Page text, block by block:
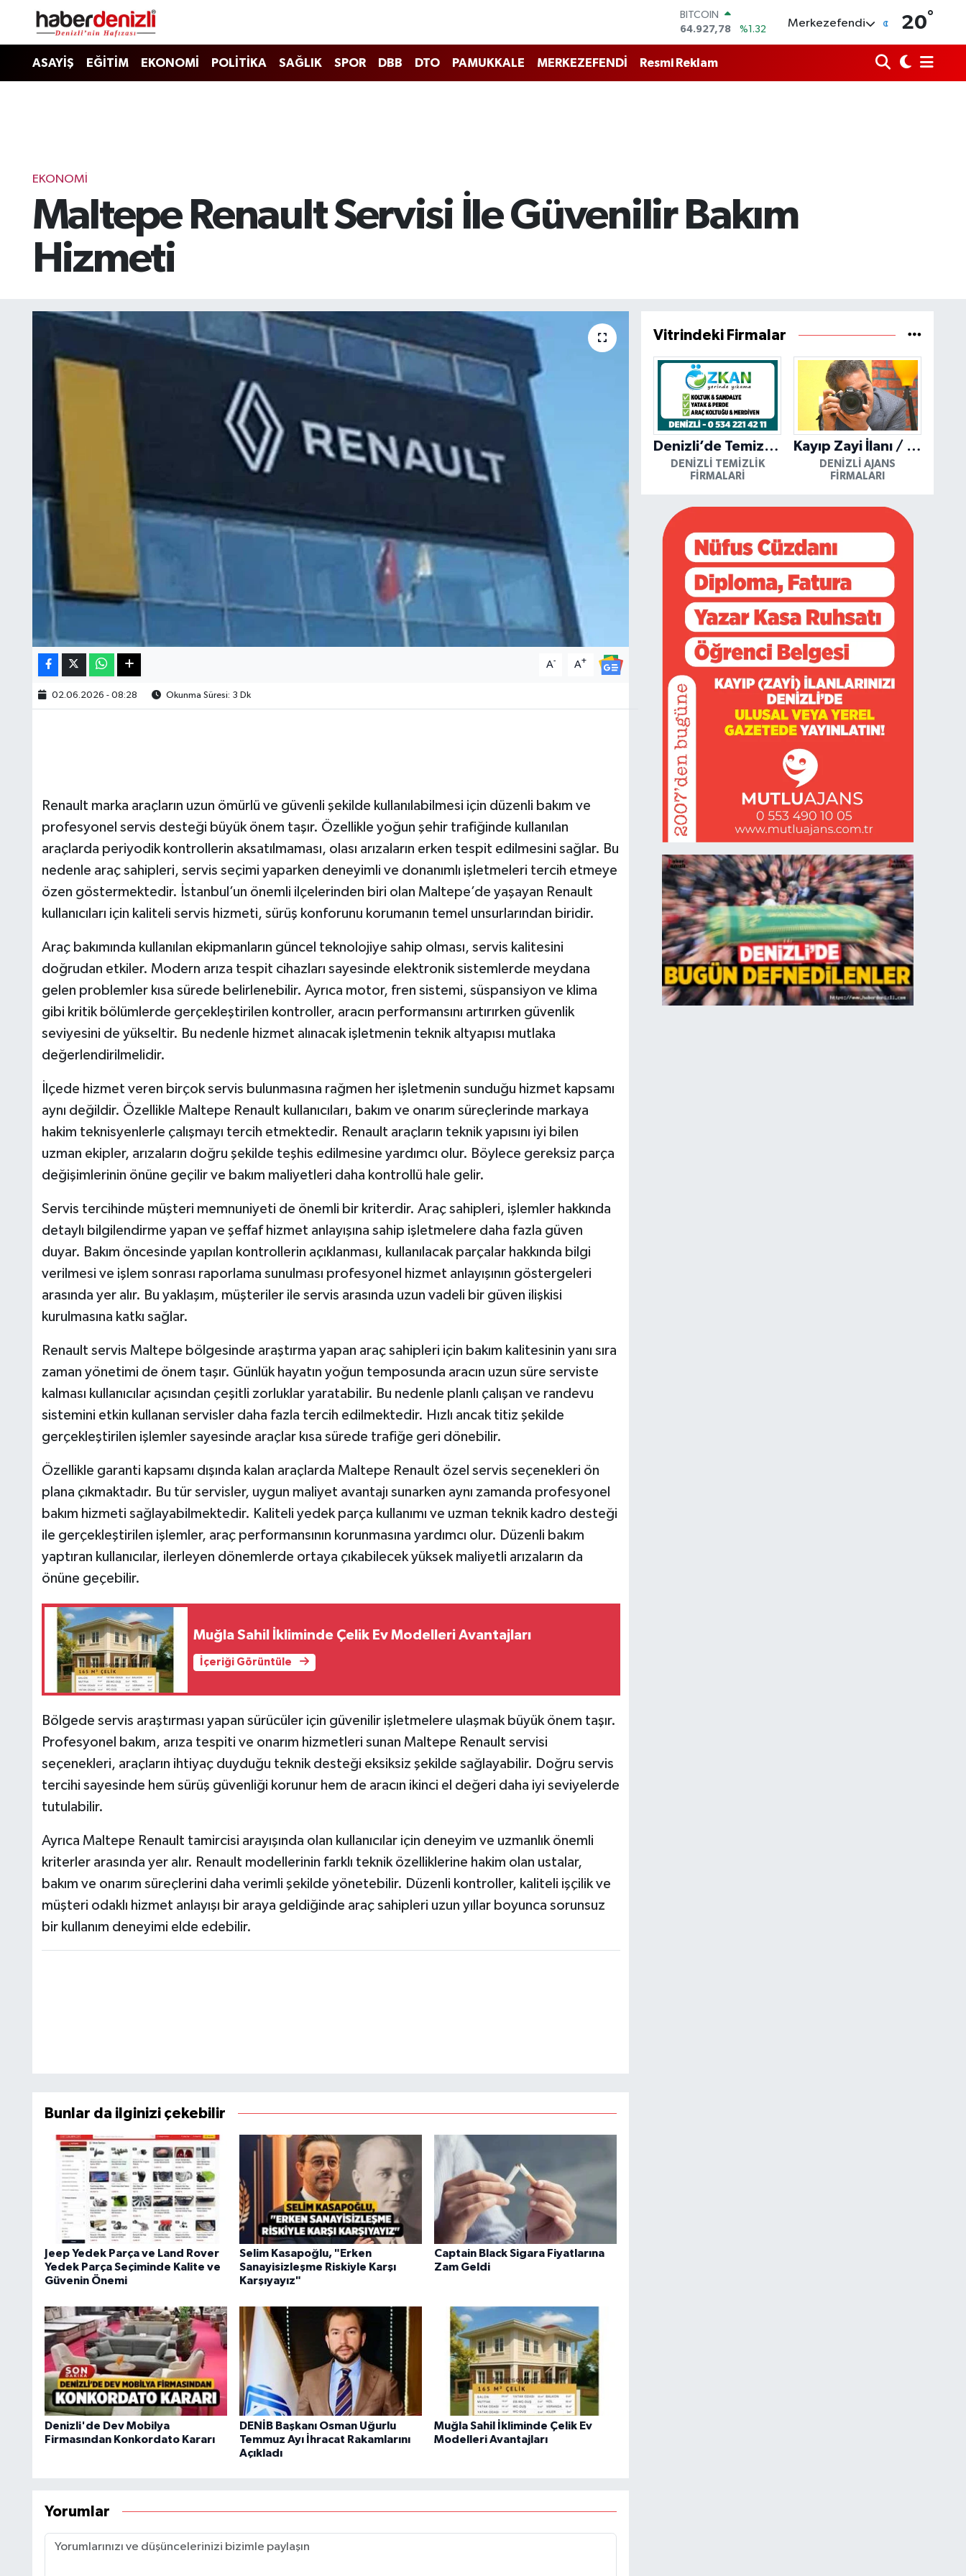
DOLAR
47,5894
%0.08
EURO
55,0398
Merkezefendi 20°
ASAYİŞ EĞİTİM EKONOMİ POLİTİKA SAĞLIK SPOR DBB DTO PAMUKKALE MERKEZEFENDİ Resmi Reklam
EKONOMİ
Maltepe Renault Servisi İle Güvenilir Bakım
Hizmeti
A- A+
02.06.2026 - 08:28 Okunma Süresi: 3 Dk
Renault marka araçların uzun ömürlü ve güvenli şekilde kullanılabilmesi için düzenli bakım ve
profesyonel servis desteği büyük önem taşır. Özellikle yoğun şehir trafiğinde kullanılan
araçlarda periyodik kontrollerin aksatılmaması, olası arızaların erken tespit edilmesini sağlar. Bu
nedenle araç sahipleri, servis seçimi yaparken deneyimli ve donanımlı işletmeleri tercih etmeye
özen göstermektedir. İstanbul’un önemli ilçelerinden biri olan Maltepe’de yaşayan Renault
kullanıcıları için kaliteli servis hizmeti, sürüş konforunu korumanın temel unsurlarından biridir.
Araç bakımında kullanılan ekipmanların güncel teknolojiye sahip olması, servis kalitesini
doğrudan etkiler. Modern arıza tespit cihazları sayesinde elektronik sistemlerde meydana
gelen problemler kısa sürede belirlenebilir. Ayrıca motor, fren sistemi, süspansiyon ve klima
gibi kritik bölümlerde gerçekleştirilen kontroller, aracın performansını artırırken güvenlik
seviyesini de yükseltir. Bu nedenle hizmet alınacak işletmenin teknik altyapısı mutlaka
değerlendirilmelidir.
İlçede hizmet veren birçok servis bulunmasına rağmen her işletmenin sunduğu hizmet kapsamı
aynı değildir. Özellikle Maltepe Renault kullanıcıları, bakım ve onarım süreçlerinde markaya
hakim teknisyenlerle çalışmayı tercih etmektedir. Renault araçların teknik yapısını iyi bilen
uzman ekipler, arızaların doğru şekilde teşhis edilmesine yardımcı olur. Böylece gereksiz parça
değişimlerinin önüne geçilir ve bakım maliyetleri daha kontrollü hale gelir.
Servis tercihinde müşteri memnuniyeti de önemli bir kriterdir. Araç sahipleri, işlemler hakkında
detaylı bilgilendirme yapan ve şeffaf hizmet anlayışına sahip işletmelere daha fazla güven
duyar. Bakım öncesinde yapılan kontrollerin açıklanması, kullanılacak parçalar hakkında bilgi
verilmesi ve işlem sonrası raporlama sunulması profesyonel hizmet anlayışının göstergeleri
arasında yer alır. Bu yaklaşım, müşteriler ile servis arasında uzun vadeli bir güven ilişkisi
kurulmasına katkı sağlar.
Renault servis Maltepe bölgesinde araştırma yapan araç sahipleri için bakım kalitesinin yanı sıra
zaman yönetimi de önem taşır. Günlük hayatın yoğun temposunda aracın uzun süre serviste
kalması kullanıcılar açısından çeşitli zorluklar yaratabilir. Bu nedenle planlı çalışan ve randevu
sistemini etkin kullanan servisler daha fazla tercih edilmektedir. Hızlı ancak titiz şekilde
gerçekleştirilen işlemler sayesinde araçlar kısa sürede trafiğe geri dönebilir.
Özellikle garanti kapsamı dışında kalan araçlarda Maltepe Renault özel servis seçenekleri ön
plana çıkmaktadır. Bu tür servisler, uygun maliyet avantajı sunarken aynı zamanda profesyonel
bakım hizmeti sağlayabilmektedir. Kaliteli yedek parça kullanımı ve uzman teknik kadro desteği
ile gerçekleştirilen işlemler, araç performansının korunmasına yardımcı olur. Düzenli bakım
yaptıran kullanıcılar, ilerleyen dönemlerde ortaya çıkabilecek yüksek maliyetli arızaların da
önüne geçebilir.
Muğla Sahil İkliminde Çelik Ev Modelleri Avantajları
İçeriği Görüntüle
Bölgede servis araştırması yapan sürücüler için güvenilir işletmelere ulaşmak büyük önem taşır.
Profesyonel bakım, arıza tespiti ve onarım hizmetleri sunan Maltepe Renault servisi
seçenekleri, araçların ihtiyaç duyduğu teknik desteği eksiksiz şekilde sağlayabilir. Doğru servis
tercihi sayesinde hem sürüş güvenliği korunur hem de aracın ikinci el değeri daha iyi seviyelerde
tutulabilir.
Ayrıca Maltepe Renault tamircisi arayışında olan kullanıcılar için deneyim ve uzmanlık önemli
kriterler arasında yer alır. Renault modellerinin farklı teknik özelliklerine hakim olan ustalar,
bakım ve onarım süreçlerini daha verimli şekilde yönetebilir. Düzenli kontroller, kaliteli işçilik ve
müşteri odaklı hizmet anlayışı bir araya geldiğinde araç sahipleri uzun yıllar boyunca sorunsuz
bir kullanım deneyimi elde edebilir.
Bunlar da ilginizi çekebilir
Jeep Yedek Parça ve Land Rover
Yedek Parça Seçiminde Kalite ve
Güvenin Önemi
Selim Kasapoğlu, "Erken
Sanayisizleşme Riskiyle Karşı
Karşıyayız"
Captain Black Sigara Fiyatlarına
Zam Geldi
Denizli'de Dev Mobilya
Firmasından Konkordato Kararı
DENİB Başkanı Osman Uğurlu
Temmuz Ayı İhracat Rakamlarını
Açıkladı
Muğla Sahil İkliminde Çelik Ev
Modelleri Avantajları
Yorumlar
Vitrindeki Firmalar
Denizli’de Temizliğin Güvenilir Adresi: Özkan Yerinde Yıkama
DENIZLI TEMIZLIK
FIRMALARI
Kayıp Zayi İlanı / Mutlu Ajans / Denizli
DENIZLI AJANS
FIRMALARI
Denizli Nöbetçi Eczaneler
Tüm Manşetler
Son Dakika Haberleri
Haber Arşivi